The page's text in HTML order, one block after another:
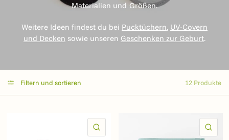
Materialien und Größen.
Weitere Ideen findest du bei Pucktüchern, UV-Covern
und Decken sowie unseren Geschenken zur Geburt.
Filtern und sortieren 12 Produkte